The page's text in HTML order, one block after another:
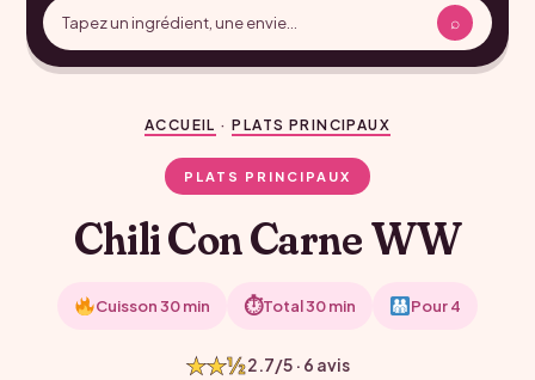
⌕
ACCUEIL ·PLATS PRINCIPAUX
PLATS PRINCIPAUX
Chili Con Carne WW
Cuisson 30 min ⏱Total 30 min Pour 4
★★½2.7/5 · 6 avis